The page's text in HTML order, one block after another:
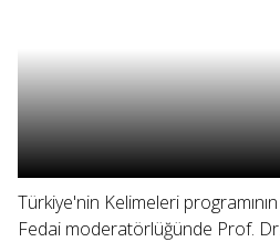
Türkiye'nin Kelimeleri
Fedai moderatörlüğünde Prof.